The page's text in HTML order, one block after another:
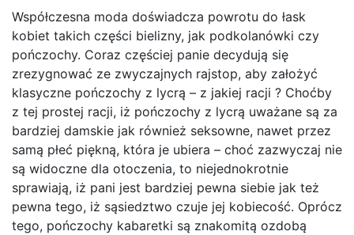
Współczesna moda doświadcza powrotu do łask
kobiet takich części bielizny, jak podkolanówki czy
pończochy. Coraz częściej panie decydują się
zrezygnować ze zwyczajnych rajstop, aby założyć
klasyczne pończochy z lycrą – z jakiej racji ? Choćby
z tej prostej racji, iż pończochy z lycrą uważane są za
bardziej damskie jak również seksowne, nawet przez
samą płeć piękną, która je ubiera – choć zazwyczaj nie
są widoczne dla otoczenia, to niejednokrotnie
sprawiają, iż pani jest bardziej pewna siebie jak też
pewna tego, iż sąsiedztwo czuje jej kobiecość. Oprócz
tego, pończochy kabaretki są znakomitą ozdobą